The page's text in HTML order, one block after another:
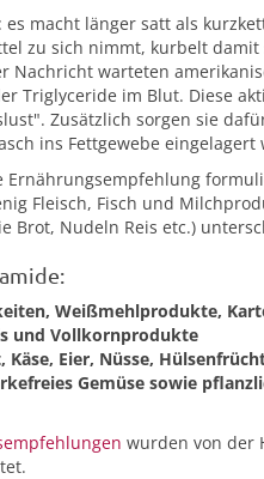
macht länger satt als
zu sich nimmt, kurbelt
Nachricht warteten
Triglyceride im Blut. Diese
Zusätzlich sorgen sie
ins Fettgewebe
Ernährungsempfehlung
Fleisch, Fisch und
Brot, Nudeln Reis etc.)
Weißmehlprodukte,
und Vollkornprodukte
Eier, Nüsse,
Gemüse sowie
wurden von der